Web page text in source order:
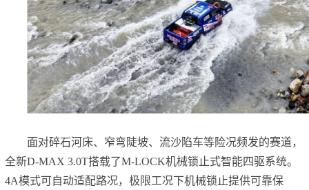
面对碎石河床、窄弯陡坡、流沙陷车等险况频发的赛道，
全新D-MAX 3.0T搭载了M-LOCK机械锁止式智能四驱系统。
4A模式可自动适配路况，极限工况下机械锁止提供可靠保